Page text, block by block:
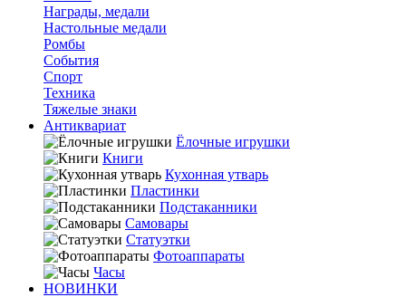
Награды, медали
Настольные медали
Ромбы
События
Спорт
Техника
Тяжелые знаки
Антиквариат
Ёлочные игрушки
Книги
Кухонная утварь
Пластинки
Подстаканники
Самовары
Статуэтки
Фотоаппараты
Часы
НОВИНКИ